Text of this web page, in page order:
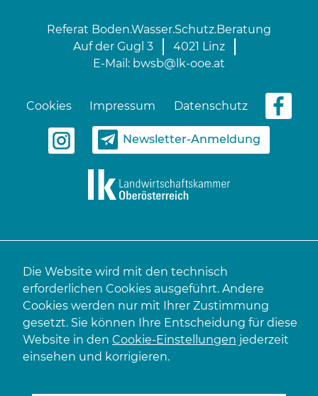
Referat Boden.Wasser.Schutz.Beratung
Auf der Gugl 3
4021 Linz
E-Mail: bwsb@lk-ooe.at
Cookies Impressum Datenschutz
Newsletter-Anmeldung
Die Website wird mit den technisch
erforderlichen Cookies ausgeführt. Andere
Cookies werden nur mit Ihrer Zustimmung
gesetzt. Sie können Ihre Entscheidung für diese
Website in den Cookie-Einstellungen jederzeit
einsehen und korrigieren.